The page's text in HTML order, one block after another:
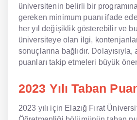
üniversitenin belirli bir
gereken minimum puanı ifade
her yıl değişiklik gösterebilir ve
üniversiteye olan ilgi,
sonuçlarına bağlıdır. Dolayısıyla,
puanları takip etmeleri büyük
2023 Yılı Taban
2023 yılı için Elazığ Fırat